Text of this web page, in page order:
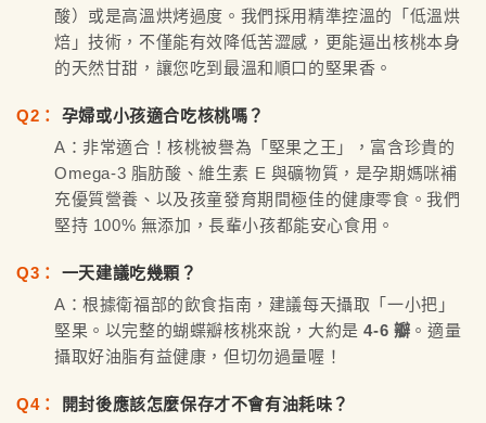
酸）或是高溫烘烤過度。我們採用精準控溫的「低溫烘
焙」技術，不僅能有效降低苦澀感，更能逼出核桃本身
的天然甘甜，讓您吃到最溫和順口的堅果香。
Q2：
孕婦或小孩適合吃核桃嗎？
A：非常適合！核桃被譽為「堅果之王」，富含珍貴的
Omega-3 脂肪酸、維生素 E 與礦物質，是孕期媽咪補
充優質營養、以及孩童發育期間極佳的健康零食。我們
堅持 100% 無添加，長輩小孩都能安心食用。
Q3：
一天建議吃幾顆？
A：根據衛福部的飲食指南，建議每天攝取「一小把」
堅果。以完整的蝴蝶瓣核桃來說，大約是4-6 瓣 。適量
攝取好油脂有益健康，但切勿過量喔！
Q4：
開封後應該怎麼保存才不會有油耗味？